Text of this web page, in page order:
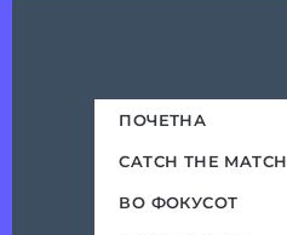
ПОЧЕТНА
CATCH THE MATCH
ВО ФОКУСОТ